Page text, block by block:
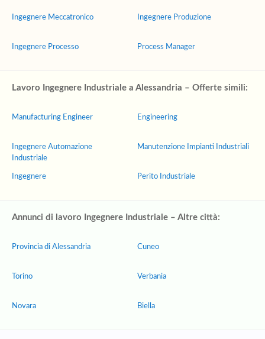
Ingegnere Meccatronico
Ingegnere Processo
Ingegnere Produzione
Process Manager
Lavoro Ingegnere Industriale a Alessandria – Offerte simili:
Manufacturing Engineer
Ingegnere Automazione
Industriale
Ingegnere
Engineering
Manutenzione Impianti Industriali
Perito Industriale
Annunci di lavoro Ingegnere Industriale – Altre città:
Provincia di Alessandria
Torino
Novara
Cuneo
Verbania
Biella